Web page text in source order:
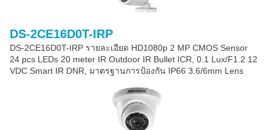
DS-2CE16D0T-IRP
DS-2CE16D0T-IRP รายละเอียด HD1080p 2 MP CMOS Sensor
24 pcs LEDs 20 meter IR Outdoor IR Bullet ICR, 0.1 Lux/F1.2 12
VDC Smart IR DNR, มาตรฐานการป้องกัน IP66 3.6/6mm Lens